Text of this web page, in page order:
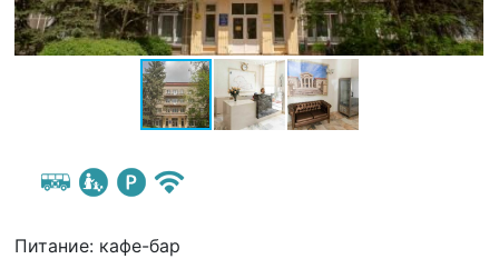
Питание: кафе-бар